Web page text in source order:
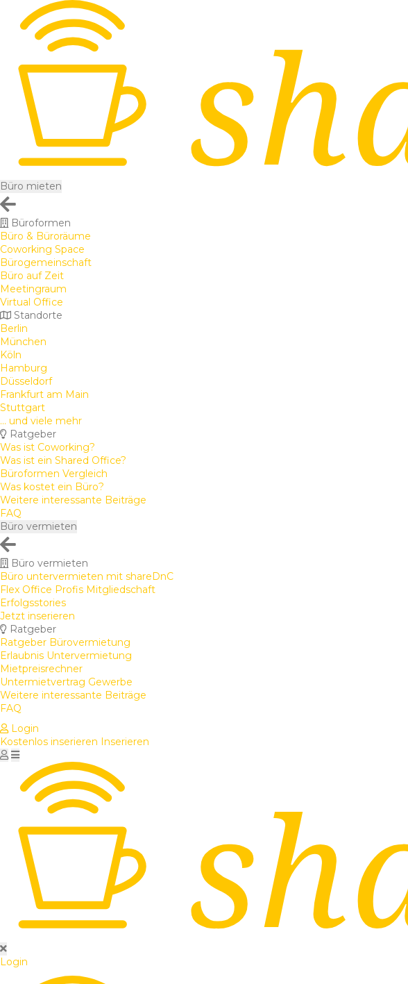
Büro mieten
Büroformen
Büro & Büroräume
Coworking Space
Bürogemeinschaft
Büro auf Zeit
Meetingraum
Virtual Office
Standorte
Berlin
München
Köln
Hamburg
Düsseldorf
Frankfurt am Main
Stuttgart
... und viele mehr
Ratgeber
Was ist Coworking?
Was ist ein Shared Office?
Büroformen Vergleich
Was kostet ein Büro?
Weitere interessante Beiträge
FAQ
Büro vermieten
Büro vermieten
Büro untervermieten mit shareDnC
Flex Office Profis Mitgliedschaft
Erfolgsstories
Jetzt inserieren
Ratgeber
Ratgeber Bürovermietung
Erlaubnis Untervermietung
Mietpreisrechner
Untermietvertrag Gewerbe
Weitere interessante Beiträge
FAQ
Login
Kostenlos inserieren Inserieren
Login